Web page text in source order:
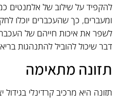
להקפיד על שילוב של אלמנטים
ומעברים, כך שהעכברים יוכלו
לשפר את איכות חייהם של
דבר שיכול להוביל להתנהגות
תזונה מתאימה
תזונה היא מרכיב קרדינלי